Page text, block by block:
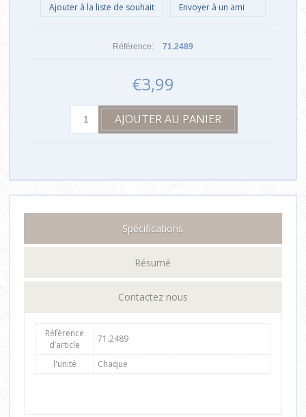
Référence: 71.2489
€3,99
Spécifications
Résumé
Contactez nous
Réfèrence
d’article
71.2489
l'unité Chaque